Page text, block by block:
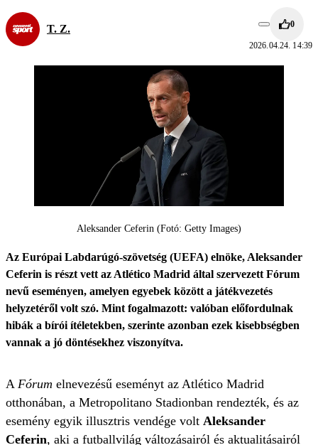
T. Z. 0
2026.04.24. 14:39
Aleksander Ceferin (Fotó: Getty Images)
Az Európai Labdarúgó-szövetség (UEFA) elnöke, Aleksander
Ceferin is részt vett az Atlético Madrid által szervezett Fórum
nevű eseményen, amelyen egyebek között a játékvezetés
helyzetéről volt szó. Mint fogalmazott: valóban előfordulnak
hibák a bírói ítéletekben, szerinte azonban ezek kisebbségben
vannak a jó döntésekhez viszonyítva.
A Fórum elnevezésű eseményt az Atlético Madrid
otthonában, a Metropolitano Stadionban rendezték, és az
esemény egyik illusztris vendége volt Aleksander
Ceferin, aki a futballvilág változásairól és aktualitásairól